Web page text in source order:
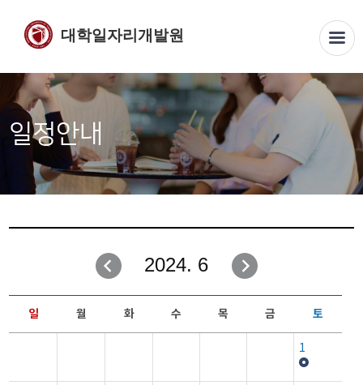
대학일자리개발원
일정안내
2024. 6
일 월 화 수 목 금 토
1